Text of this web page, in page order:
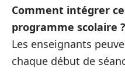
Comment intégrer
programme scolaire ?
Les enseignants
chaque début de